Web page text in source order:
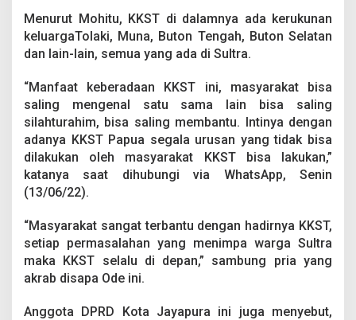
,
L
a
e
M
o
h
i
t
u
K
T
R
a
a
Menurut Mohitu, KKST di dalamnya ada kerukunan
keluargaTolaki, Muna, Buton Tengah, Buton Selatan
dan lain-lain, semua yang ada di Sultra.
“Manfaat keberadaan KKST ini, masyarakat bisa
saling mengenal satu sama lain bisa saling
silahturahim, bisa saling membantu. Intinya dengan
adanya KKST Papua segala urusan yang tidak bisa
dilakukan oleh masyarakat KKST bisa lakukan,”
katanya saat dihubungi via WhatsApp, Senin
(13/06/22).
“Masyarakat sangat terbantu dengan hadirnya KKST,
setiap permasalahan yang menimpa warga Sultra
maka KKST selalu di depan,” sambung pria yang
akrab disapa Ode ini.
Anggota DPRD Kota Jayapura ini juga menyebut,